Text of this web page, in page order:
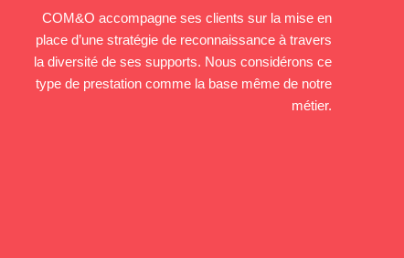
COM&O accompagne ses clients sur la mise en
place d’une stratégie de reconnaissance à travers
la diversité de ses supports. Nous considérons ce
type de prestation comme la base même de notre
métier.